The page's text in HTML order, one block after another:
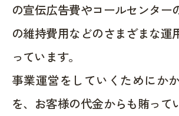
の宣伝広告費やコールセンター
の維持費用などのさまざまな運
っています。
事業運営をしていくためにか
を、お客様の代金からも賄って